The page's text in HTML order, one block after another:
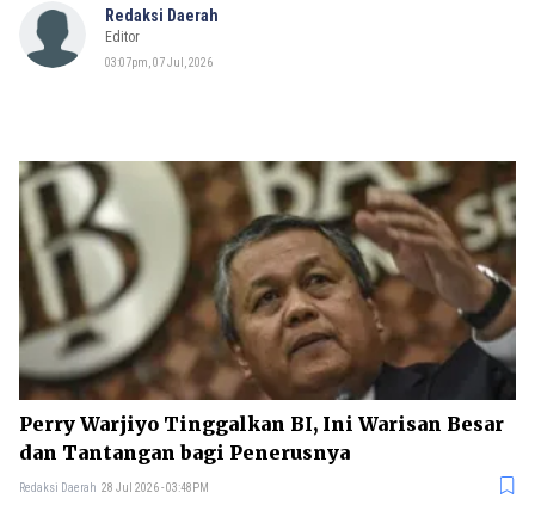
Redaksi Daerah
Editor
03:07pm, 07 Jul, 2026
Perry Warjiyo Tinggalkan BI, Ini Warisan Besar
dan Tantangan bagi Penerusnya
Redaksi Daerah 28 Jul 2026 - 03:48PM